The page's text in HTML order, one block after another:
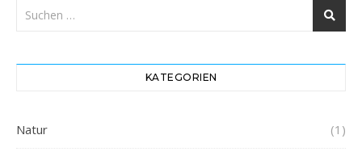
KATEGORIEN
Natur (1)